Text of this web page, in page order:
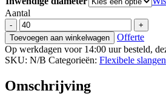
Aantal
-
Goldslange
-
EPDM
waterslang
aantal
+
Toevoegen aan winkelwagen
Offerte
Op werkdagen voor 14:00 uur besteld,
SKU: N/B Categorieën: Flexibele slangen
Omschrijving